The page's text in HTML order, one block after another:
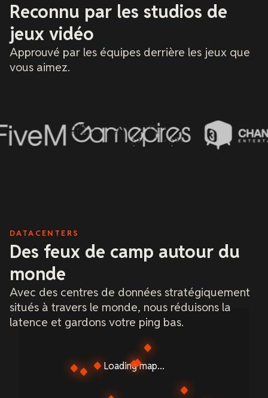
Reconnu par les studios de
jeux vidéo
Approuvé par les équipes derrière les jeux que
vous aimez.
DATACENTERS
Des feux de camp autour du
monde
Avec des centres de données stratégiquement
situés à travers le monde, nous réduisons la
latence et gardons votre ping bas.
Loading map...